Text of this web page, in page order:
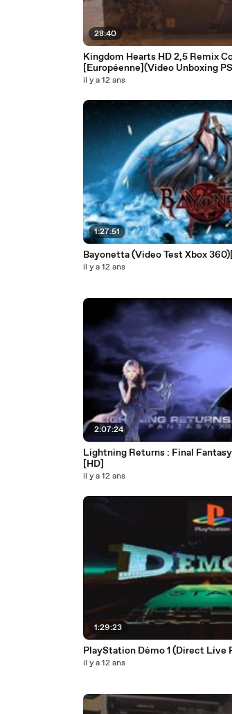
28:40
Kingdom Hearts HD 2,5 Remix
[Européenne](Video Unboxing
il y a 12 ans
1:27:51
Bayonetta (Video Test Xbox
il y a 12 ans
2:07:24
Lightning Returns : Final
[HD]
il y a 12 ans
1:29:23
PlayStation Démo 1 (Direct Live
il y a 12 ans